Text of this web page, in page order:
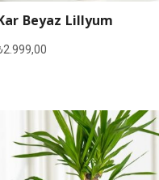
Beyaz Lillyum
2.999,00